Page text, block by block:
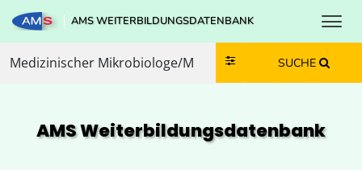
Zum Inhalt springen
Zum Navmenü springen
Zur Suche springen
Zur Footer springen
AMS WEITERBILDUNGSDATENBANK
SUCHE
AMS Weiterbildungs­datenbank